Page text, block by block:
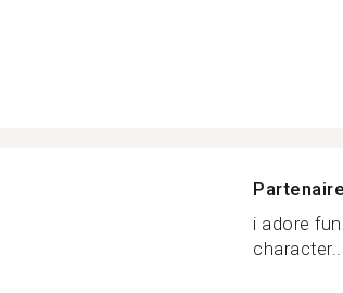
i adore